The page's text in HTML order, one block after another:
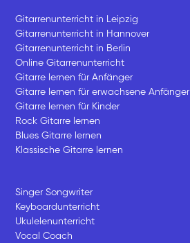
Gitarrenunterricht in Leipzig
Gitarrenunterricht in Hannover
Gitarrenunterricht in Berlin
Online Gitarrenunterricht
Gitarre lernen für Anfänger
Gitarre lernen für erwachsene Anfänger
Gitarre lernen für Kinder
Rock Gitarre lernen
Blues Gitarre lernen
Klassische Gitarre lernen
Singer Songwriter
Keyboardunterricht
Ukulelenunterricht
Vocal Coach